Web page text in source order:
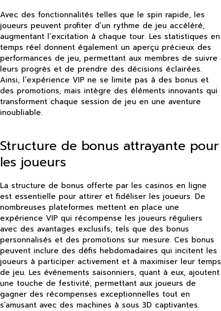
Avec des fonctionnalités telles que le spin rapide, les
joueurs peuvent profiter d’un rythme de jeu accéléré,
augmentant l’excitation à chaque tour. Les statistiques en
temps réel donnent également un aperçu précieux des
performances de jeu, permettant aux membres de suivre
leurs progrès et de prendre des décisions éclairées.
Ainsi, l’expérience VIP ne se limite pas à des bonus et
des promotions, mais intègre des éléments innovants qui
transforment chaque session de jeu en une aventure
inoubliable.
Structure de bonus attrayante pour
les joueurs
La structure de bonus offerte par les casinos en ligne
est essentielle pour attirer et fidéliser les joueurs. De
nombreuses plateformes mettent en place une
expérience VIP qui récompense les joueurs réguliers
avec des avantages exclusifs, tels que des bonus
personnalisés et des promotions sur mesure. Ces bonus
peuvent inclure des défis hebdomadaires qui incitent les
joueurs à participer activement et à maximiser leur temps
de jeu. Les événements saisonniers, quant à eux, ajoutent
une touche de festivité, permettant aux joueurs de
gagner des récompenses exceptionnelles tout en
s’amusant avec des machines à sous 3D captivantes.